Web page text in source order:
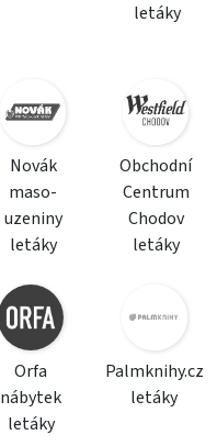
letáky
Novák
maso-
uzeniny
letáky
Obchodní
Centrum
Chodov
letáky
Orfa
nábytek
letáky
Palmknihy.cz
letáky